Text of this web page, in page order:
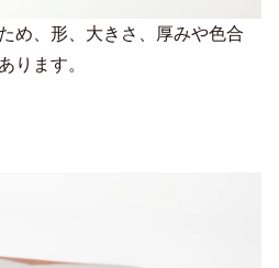
め、形、大きさ、厚みや色合
ります。